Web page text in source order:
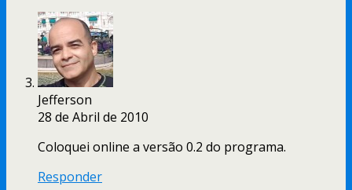
Jefferson
28 de Abril de 2010
Coloquei online a versão 0.2 do programa.
Responder